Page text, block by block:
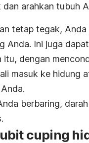
dan arahkan tubuh
tetap tegak,
Anda. Ini juga
itu, dengan
masuk ke hidung
berbaring,
cuping